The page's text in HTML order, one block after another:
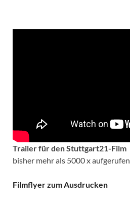
Trailer für den Stuttgart21-Film
bisher mehr als 5000 x aufgerufen
Filmflyer zum Ausdrucken